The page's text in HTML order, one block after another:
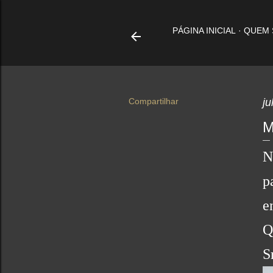
PÁGINA INICIAL QUEM
Compartilhar